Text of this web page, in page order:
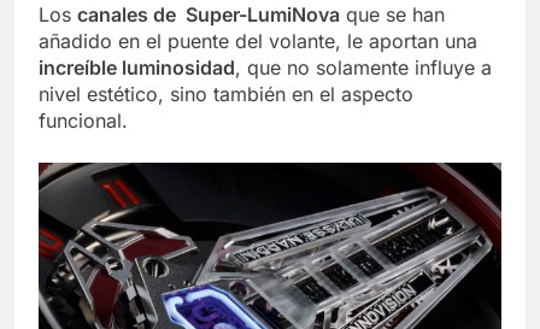
Los canales de Super-LumiNova que se han
añadido en el puente del volante, le aportan una
increíble luminosidad, que no solamente influye a
nivel estético, sino también en el aspecto
funcional.